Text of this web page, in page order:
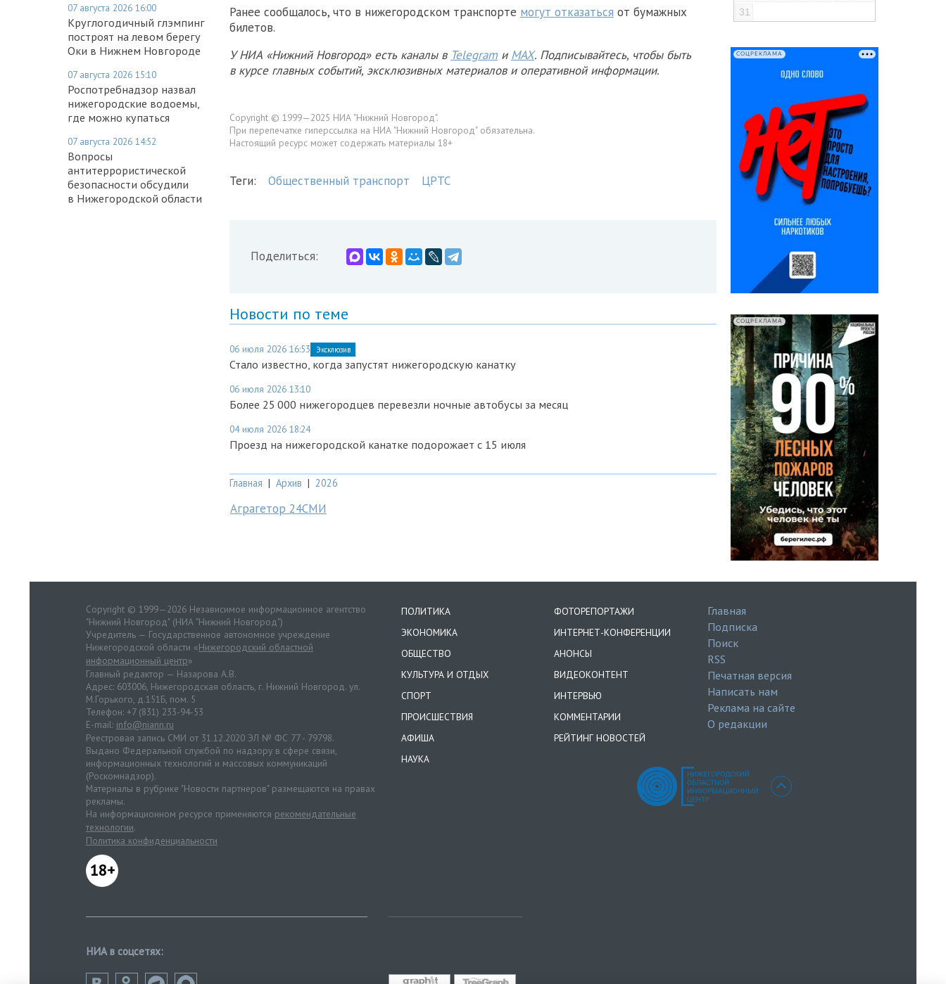
07 августа 2026 16:00
Круглогодичный глэмпинг
построят на левом берегу
Оки в Нижнем Новгороде
07 августа 2026 15:10
Роспотребнадзор назвал
нижегородские водоемы,
где можно купаться
07 августа 2026 14:52
Вопросы
антитеррористической
безопасности обсудили
в Нижегородской области
Ранее сообщалось, что в нижегородском транспорте могут отказаться от бумажных
билетов.
У НИА «Нижний Новгород» есть каналы в Telegram и MAX. Подписывайтесь, чтобы быть
в курсе главных событий, эксклюзивных материалов и оперативной информации.
Copyright © 1999—2025 НИА "Нижний Новгород".
При перепечатке гиперссылка на НИА "Нижний Новгород" обязательна.
Настоящий ресурс может содержать материалы 18+
Теги: Общественный транспорт ЦРТС
Поделиться:
Новости по теме
06 июля 2026 16:53 Эксклюзив
Стало известно, когда запустят нижегородскую канатку
06 июля 2026 13:10
Более 25 000 нижегородцев перевезли ночные автобусы за месяц
04 июля 2026 18:24
Проезд на нижегородской канатке подорожает с 15 июля
Главная | Архив | 2026
Аграгетор 24СМИ
31
СОЦРЕКЛАМА
СОЦРЕКЛАМА
Copyright © 1999—2026 Независимое информационное агентство
"Нижний Новгород" (НИА "Нижний Новгород")
Учредитель — Государственное автономное учреждение
Нижегородской области «Нижегородский областной
информационный центр»
Главный редактор — Назарова А.В.
Адрес: 603006, Нижегородская область, г. Нижний Новгород. ул.
М.Горького, д.151Б, пом. 5
Телефон: +7 (831) 233-94-53
E-mail: info@niann.ru
Реестровая запись СМИ от 31.12.2020 ЭЛ № ФС 77 - 79798.
Выдано Федеральной службой по надзору в сфере связи,
информационных технологий и массовых коммуникаций
(Роскомнадзор).
Материалы в рубрике "Новости партнеров" размещаются на правах
рекламы.
На информационном ресурсе применяются рекомендательные
технологии.
Политика конфиденциальности
18+
ПОЛИТИКА
ЭКОНОМИКА
ОБЩЕСТВО
КУЛЬТУРА И ОТДЫХ
СПОРТ
ПРОИСШЕСТВИЯ
АФИША
НАУКА
ФОТОРЕПОРТАЖИ
ИНТЕРНЕТ-КОНФЕРЕНЦИИ
АНОНСЫ
ВИДЕОКОНТЕНТ
ИНТЕРВЬЮ
КОММЕНТАРИИ
РЕЙТИНГ НОВОСТЕЙ
Главная
Подписка
Поиск
RSS
Печатная версия
Написать нам
Реклама на сайте
О редакции
НИА в соцсетях: